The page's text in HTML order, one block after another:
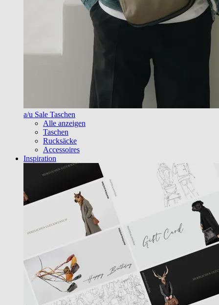
a/u Sale Taschen
Alle anzeigen
Taschen
Rucksäcke
Accessoires
Inspiration